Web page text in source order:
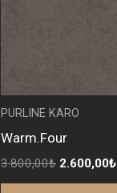
PURLINE KARO
Warm.Four
3.800,00₺ 2.600,00₺